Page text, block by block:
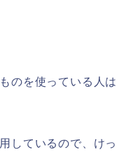
のを使っている人は
しているので、けっ